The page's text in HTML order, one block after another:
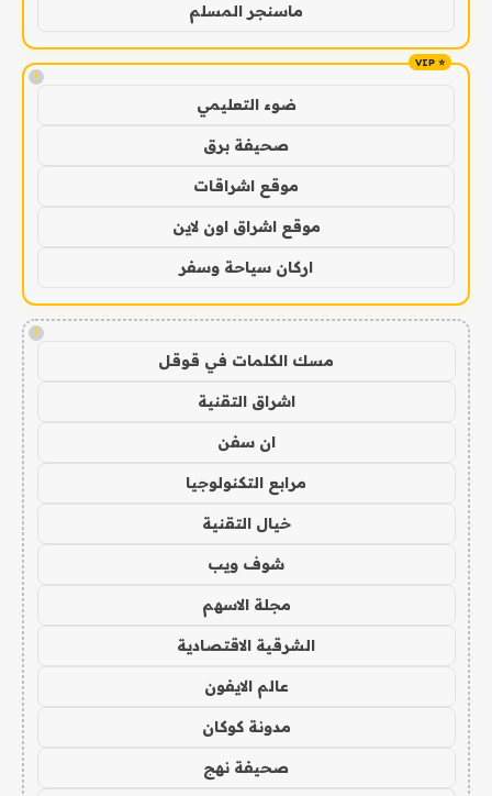
ماسنجر المسلم
!
ضوء التعليمي
صحيفة برق
موقع اشراقات
موقع اشراق اون لاين
اركان سياحة وسفر
!
مسك الكلمات في قوقل
اشراق التقنية
ان سفن
مرابع التكنولوجيا
خيال التقنية
شوف ويب
مجلة الاسهم
الشرقية الاقتصادية
عالم الايفون
مدونة كوكان
صحيفة نهج